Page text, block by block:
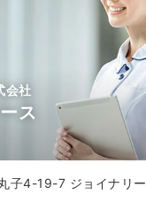
会社
ス
子4-19-7 ジョイナリー